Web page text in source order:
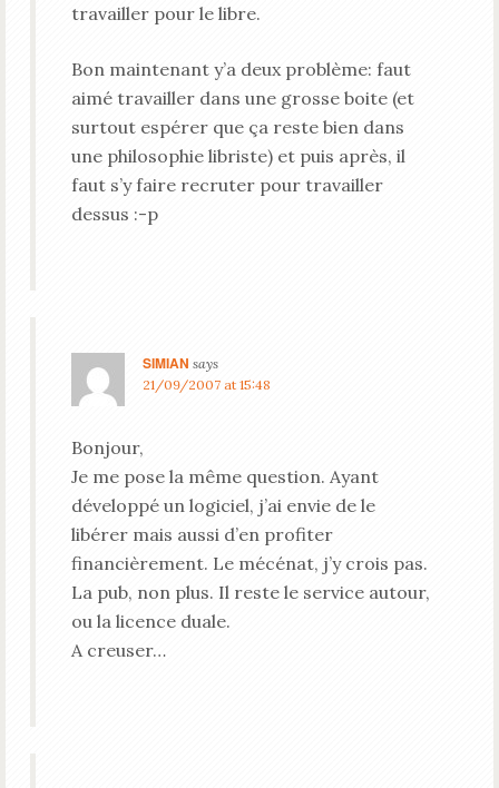
travailler pour le libre.
Bon maintenant y’a deux problème: faut
aimé travailler dans une grosse boite (et
surtout espérer que ça reste bien dans
une philosophie libriste) et puis après, il
faut s’y faire recruter pour travailler
dessus :-p
SIMIAN says
21/09/2007 at 15:48
Bonjour,
Je me pose la même question. Ayant
développé un logiciel, j’ai envie de le
libérer mais aussi d’en profiter
financièrement. Le mécénat, j’y crois pas.
La pub, non plus. Il reste le service autour,
ou la licence duale.
A creuser…